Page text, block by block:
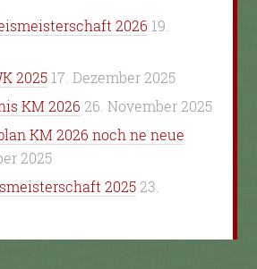
2026 19.
2025 17. Dezember 2025
KM 2026 26. November 2025
KM 2026 noch ne neue
2025
2025 23.